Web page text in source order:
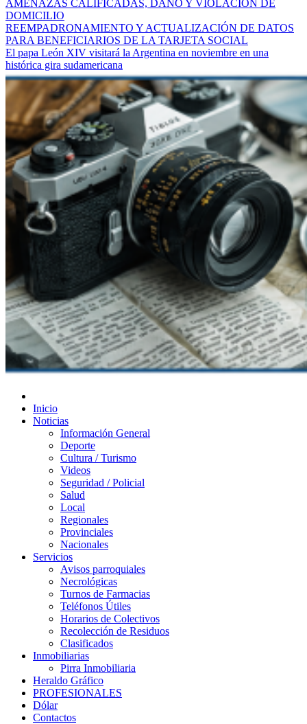
AMENAZAS CALIFICADAS, DAÑO Y VIOLACIÓN DE
DOMICILIO
REEMPADRONAMIENTO Y ACTUALIZACIÓN DE DATOS
PARA BENEFICIARIOS DE LA TARJETA SOCIAL
El papa León XIV visitará la Argentina en noviembre en una
histórica gira sudamericana
Diario de Las Varillas
Inicio
Noticias
Información General
Deporte
Cultura / Turismo
Videos
Seguridad / Policial
Salud
Local
Regionales
Provinciales
Nacionales
Servicios
Avisos parroquiales
Necrológicas
Turnos de Farmacias
Teléfonos Útiles
Horarios de Colectivos
Recolección de Residuos
Clasificados
Inmobiliarias
Pirra Inmobiliaria
Heraldo Gráfico
PROFESIONALES
Dólar
Contactos